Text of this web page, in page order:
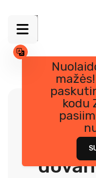
kodu
Kaip